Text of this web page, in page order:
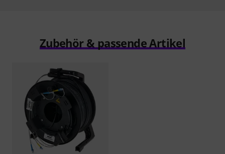
Zubehör & passende Artikel